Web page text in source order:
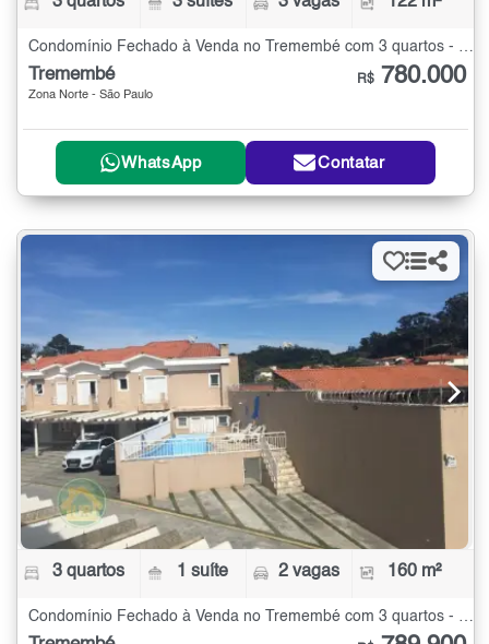
Condomínio Fechado à Venda no Tremembé com 3 quartos - 122 m²
Tremembé
Zona Norte - São Paulo
R$ 780.000
WhatsApp Contatar
3 quartos 1 suíte 2 vagas 160 m²
Condomínio Fechado à Venda no Tremembé com 3 quartos - 160 m²